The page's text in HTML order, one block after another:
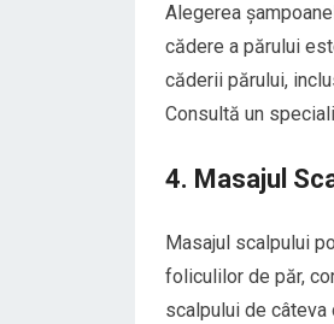
Alegerea
cădere a părului
căderii părului,
Consultă un
4. Masajul
Masajul scalpului
foliculilor de păr,
scalpului de